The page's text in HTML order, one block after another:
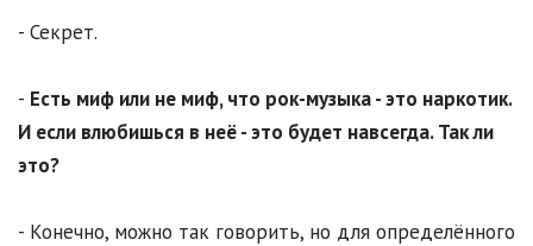
- Секрет.
- Есть миф или не миф, что рок-музыка - это наркотик.
И если влюбишься в неё - это будет навсегда. Так ли
это?
- Конечно, можно так говорить, но для определённого